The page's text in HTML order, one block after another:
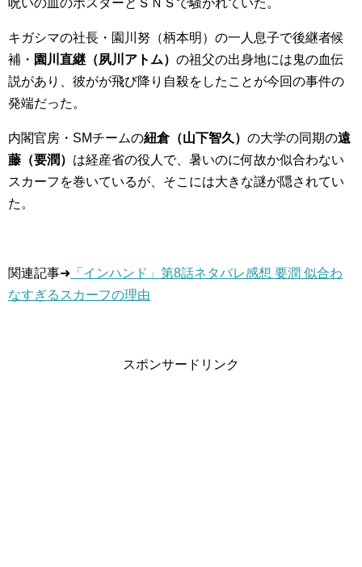
呪いの血のポスターとＳＮＳで騒がれていた。
キガシマの社長・園川努（柄本明）の一人息子で後継者候
補・ 園川直継（夙川アトム） の祖父の出身地には鬼の血伝
説があり
、彼がが飛び降り自殺をしたことが今回の事件の
発端だった。
内閣官房・SMチームの紐倉（山下智久） の大学の同期の遠
藤（要潤） は経産省の役人で、暑いのに何故か似合わない
スカーフを巻いているが、そこには大きな謎が隠されてい
た。
関連記事➜ 「インハンド」第8話ネタバレ感想 要潤 似合わ
なすぎるスカーフの理由
スポンサードリンク